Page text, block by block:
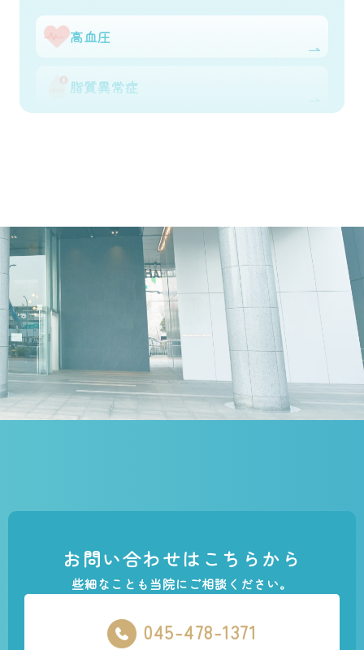
高血圧
脂質異常症
骨粗鬆症
お問い合わせはこちらから
些細なことも当院にご相談ください。
045-478-1371